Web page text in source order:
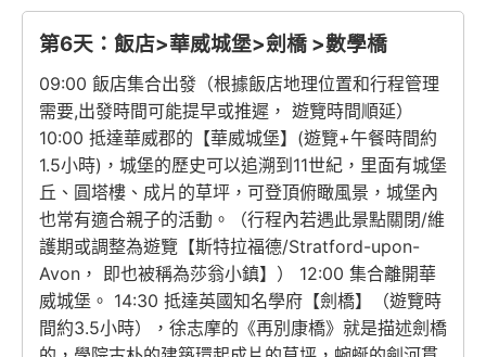
第6天：飯店>華威城堡>劍橋 >數學橋
09:00 飯店集合出發（根據飯店地理位置和行程管理
需要,出發時間可能提早或推遲， 遊覽時間順延）
10:00 抵達華威郡的【華威城堡】(遊覽+午餐時間約
1.5小時)，城堡的歷史可以追溯到11世紀，里面有城堡
丘、圓塔樓、成片的草坪，可登頂俯瞰風景，城堡內
也常有適合親子的活動。（行程內若遇此景點關閉/維
護期或調整為遊覽【斯特拉福德/Stratford-upon-
Avon， 即也被稱為莎翁小鎮】） 12:00 集合離開華
威城堡。 14:30 抵達英國知名學府【劍橋】（遊覽時
間約3.5小時），徐志摩的《再別康橋》就是描述劍橋